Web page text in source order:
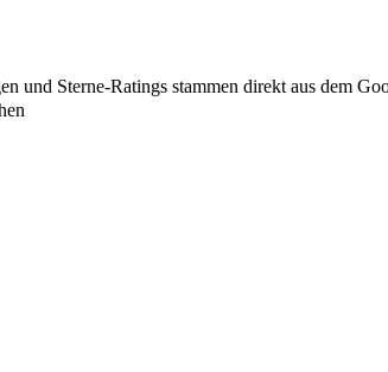
und Sterne-Ratings stammen direkt aus dem